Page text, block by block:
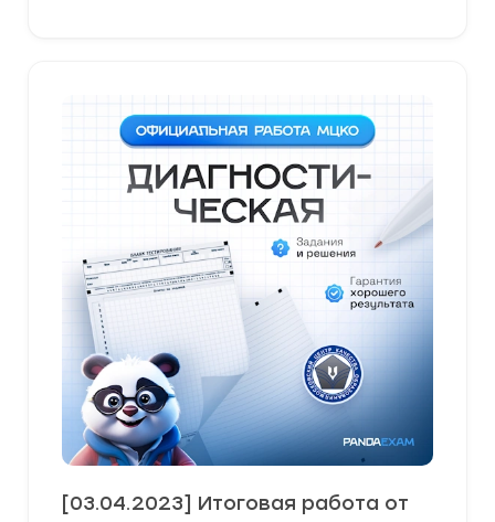
[03.04.2023] Итоговая работа от